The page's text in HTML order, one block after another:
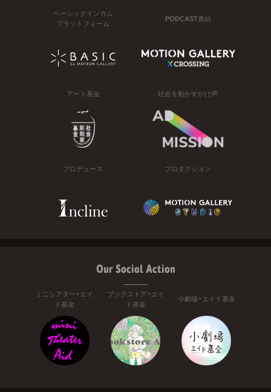
ベーシックインカム
プラットフォーム
PODCAST番組
アート基金 社会を動かすかけ声
プロデュース プロダクション
Our Social Action
ミニシアター・エイ
ド基金
ブックストア・エイ
ド基金
小劇場・エイド基金